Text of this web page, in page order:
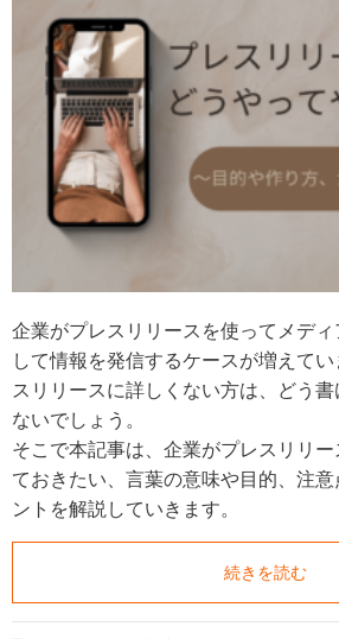
企業がプレスリリースを使ってメデ
して情報を発信するケースが増えて
スリリースに詳しくない方は、どう
ないでしょう。
そこで本記事は、企業がプレスリリ
ておきたい、言葉の意味や目的、注
ントを解説していきます。
続きを読む